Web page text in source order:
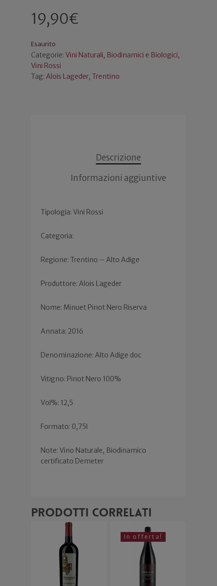
19,90€
Esaurito
Categorie: Vini Naturali, Biodinamici e Biologici,
Vini Rossi
Tag: Alois Lageder, Trentino
Descrizione
Informazioni aggiuntive
Tipologia: Vini Rossi
Categoria:
Regione: Trentino – Alto Adige
Produttore: Alois Lageder
Nome: Minuet Pinot Nero Riserva
Annata: 2016
Denominazione: Alto Adige doc
Vitigno: Pinot Nero 100%
Vol%: 12,5
Formato: 0,75l
Note: Vino Naturale, Biodinamico
certificato Demeter
Prodotti correlati
In offerta!